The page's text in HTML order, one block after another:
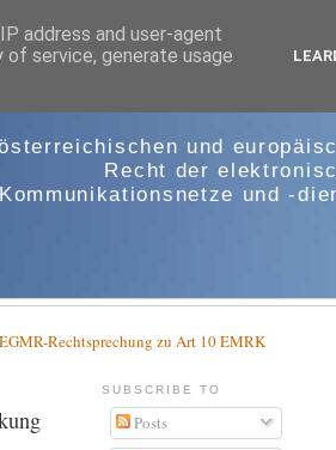
und
Recht der
Kommunikationsnetze und -
EGMR-Rechtsprechung zu Art 10 EMRK
SUBSCRIBE TO
Posts
address and user-agent
service, generate usage